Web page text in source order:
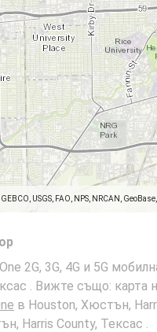
USGS, FAO, NPS, NRCAN,
2G, 3G, 4G и 5G
. Вижте също: карта
в Houston, Хюстън,
Harris County, Тексас .